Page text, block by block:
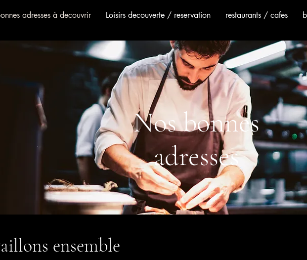
adresses à decouvrir Loisirs decouverte / reservation restaurants / cafes
Nos bonnes
adresses
ensemble